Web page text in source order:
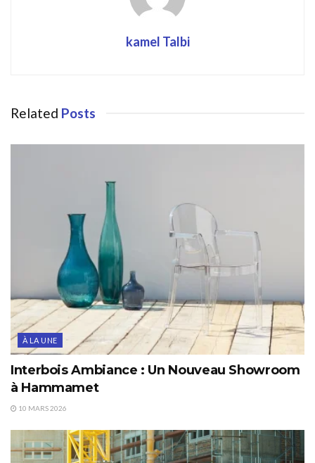
kamel Talbi
Related Posts
À LA UNE
Interbois Ambiance : Un Nouveau Showroom
à Hammamet
10 MARS 2026